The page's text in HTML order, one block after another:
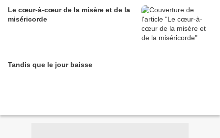
Le cœur-à-cœur de la misère et de la
miséricorde
Tandis que le jour baisse